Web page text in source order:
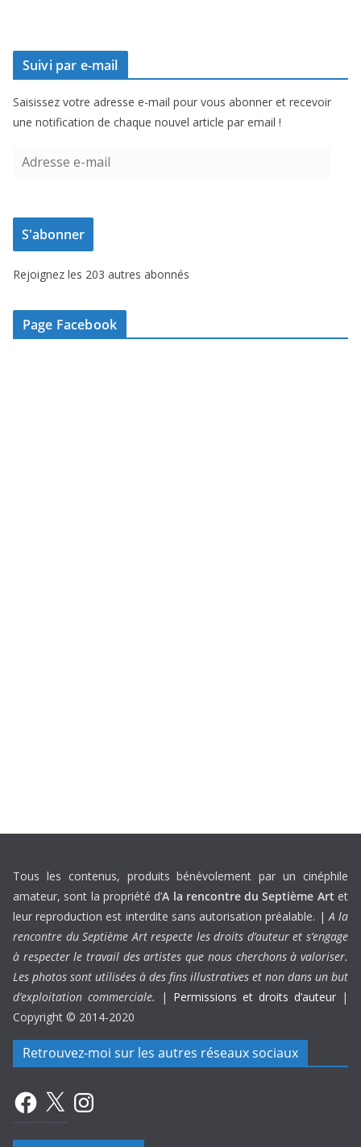
Suivi par e-mail
Saisissez votre adresse e-mail pour vous abonner et recevoir
une notification de chaque nouvel article par email !
e
s
e
-
m
S'abonner
Rejoignez les 203 autres abonnés
Page Facebook
Tous les contenus, produits bénévolement par un cinéphile
amateur, sont la propriété d’A la rencontre du Septième Art et
leur reproduction est interdite sans autorisation préalable. |A la
rencontre du Septième Art respecte les droits d’auteur et s’engage
à respecter le travail des artistes que nous cherchons à valoriser.
Les photos sont utilisées à des fins illustratives et non dans un but
d’exploitation commerciale.
| Permissions et droits d’auteur |
Copyright © 2014-2020
Retrouvez-moi sur les autres réseaux sociaux
Facebook
X Instagram